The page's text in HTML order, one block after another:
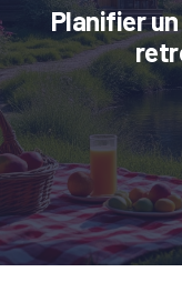
Planifier